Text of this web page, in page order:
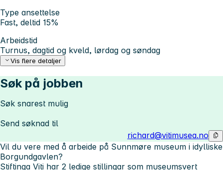
Type ansettelse
Fast, deltid 15%
Arbeidstid
Turnus, dagtid og kveld, lørdag og søndag
Vis flere detaljer
Søk på jobben
Søk snarest mulig
Send søknad til
richard@vitimusea.no
Vil du vere med å arbeide på Sunnmøre museum i idylliske
Borgundgavlen?
Stiftinga Viti har 2 ledige stillingar som museumsvert